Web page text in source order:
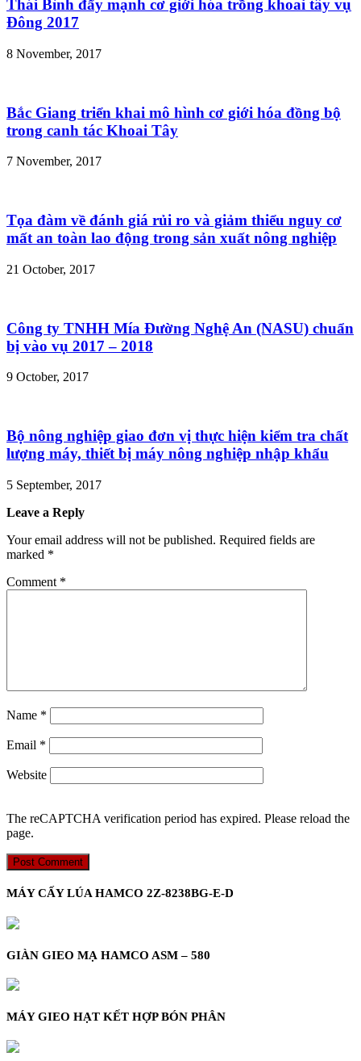
Thái Bình đẩy mạnh cơ giới hóa trồng khoai tây vụ
Đông 2017
8 November, 2017
Bắc Giang triển khai mô hình cơ giới hóa đồng bộ
trong canh tác Khoai Tây
7 November, 2017
Tọa đàm về đánh giá rủi ro và giảm thiểu nguy cơ
mất an toàn lao động trong sản xuất nông nghiệp
21 October, 2017
Công ty TNHH Mía Đường Nghệ An (NASU) chuẩn
bị vào vụ 2017 – 2018
9 October, 2017
Bộ nông nghiệp giao đơn vị thực hiện kiểm tra chất
lượng máy, thiết bị máy nông nghiệp nhập khẩu
5 September, 2017
Leave a Reply
Your email address will not be published. Required fields are
marked *
Comment *
Name *
Email *
Website
The reCAPTCHA verification period has expired. Please reload the
page.
MÁY CẤY LÚA HAMCO 2Z-8238BG-E-D
GIÀN GIEO MẠ HAMCO ASM – 580
MÁY GIEO HẠT KẾT HỢP BÓN PHÂN